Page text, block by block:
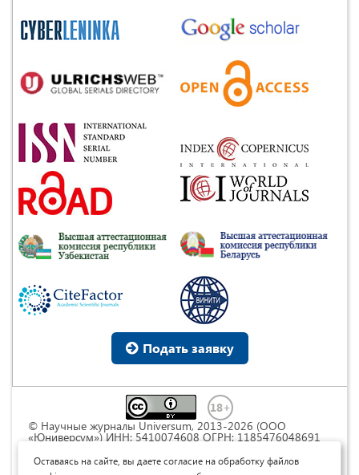
Подать заявку
© Научные журналы Universum, 2013-2026 (ООО
«Юниверсум») ИНН: 5410074608 ОГРН: 1185476048691
Commons « Attribution» («Атрибуция») 4.0
Непортированная
Оставаясь на сайте, вы даете согласие на обработку файлов